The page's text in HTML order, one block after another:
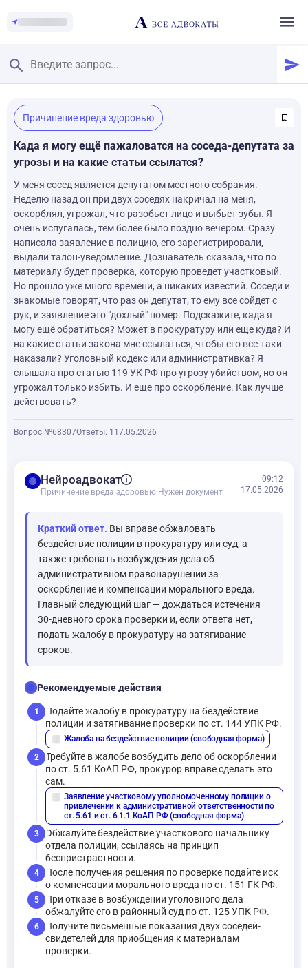
Главная
/
Смотреть заданные вопросы
/
Задать вопрос
Причинение вреда здоровью
Када я могу ещё пажаловатся на соседа-депутата за
угрозы и на какие статьи ссылатся?
У меня сосед является депутатом местного собрания.
Неделю назад он при двух соседях накричал на меня,
оскорблял, угрожал, что разобьет лицо и выбьет зубы. Я
очень испугалась, тем более было поздно вечером. Сразу
написала заявление в полицию, его зарегистрировали,
выдали талон-уведомление. Дознаватель сказала, что по
материалу будет проверка, которую проведет участковый.
Но прошло уже много времени, а никаких известий. Соседи и
знакомые говорят, что раз он депутат, то ему все сойдет с
рук, и заявление это "дохлый" номер. Подскажите, када я
могу ещё обратиться? Может в прокуратуру или еще куда? И
на какие статьи закона мне ссылаться, чтобы его все-таки
наказали? Уголовный кодекс или административка? Я
слышала про статью 119 УК РФ про угрозу убийством, но он
угрожал только избить. И еще про оскорбление. Как лучше
действовать?
Вопрос №68307Ответы: 1 17.05.2026
balanceНейроадвокат
Причинение вреда здоровью· Нужен документ
09:12
17.05.2026
Краткий ответ. Вы вправе обжаловать
бездействие полиции в прокуратуру или суд, а
также требовать возбуждения дела об
административном правонарушении за
оскорбление и компенсации морального вреда.
Главный следующий шаг — дождаться истечения
30-дневного срока проверки и, если ответа нет,
подать жалобу в прокуратуру на затягивание
сроков.
checklistРекомендуемые действия
1
Подайте жалобу в прокуратуру на бездействие
полиции и затягивание проверки по ст. 144 УПК РФ.
Жалоба на бездействие полиции (свободная форма)
2
Требуйте в жалобе возбудить дело об оскорблении
по ст. 5.61 КоАП РФ, прокурор вправе сделать это
сам.
Заявление участковому уполномоченному полиции о
привлечении к административной ответственности по
ст. 5.61 и ст. 6.1.1 КоАП РФ (свободная форма)
3
Обжалуйте бездействие участкового начальнику
отдела полиции, ссылаясь на принцип
беспристрастности.
4
После получения решения по проверке подайте иск
о компенсации морального вреда по ст. 151 ГК РФ.
5
При отказе в возбуждении уголовного дела
обжалуйте его в районный суд по ст. 125 УПК РФ.
6
Получите письменные показания двух соседей-
свидетелей для приобщения к материалам
проверки.